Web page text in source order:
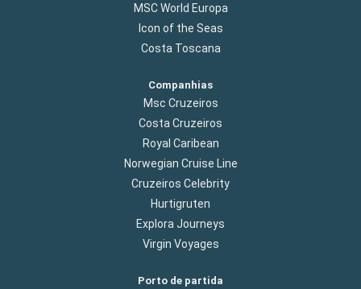
MSC World Europa
Icon of the Seas
Costa Toscana
Companhias
Msc Cruzeiros
Costa Cruzeiros
Royal Caribean
Norwegian Cruise Line
Cruzeiros Celebrity
Hurtigruten
Explora Journeys
Virgin Voyages
Porto de partida